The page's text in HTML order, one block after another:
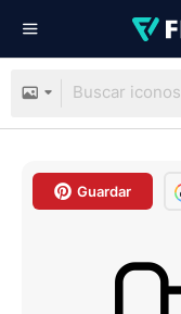
Guardar